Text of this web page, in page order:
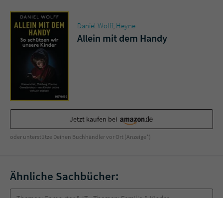
Daniel Wolff, Heyne
Allein mit dem Handy
Jetzt kaufen bei
oder unterstütze Deinen Buchhändler vor Ort (Anzeige*)
Ähnliche Sachbücher: